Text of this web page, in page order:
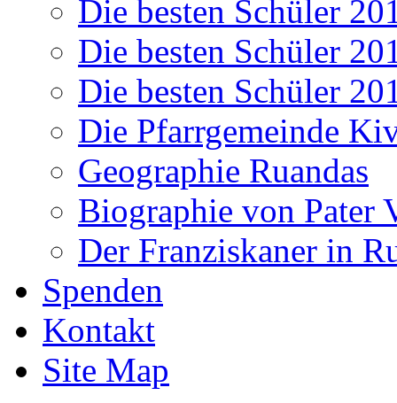
Die besten Schüler
Die besten Schüler
Die besten Schüler
Die Pfarrgemeinde
Geographie Ruandas
Biographie von Pater
Der Franziskaner in
Spenden
Kontakt
Site Map